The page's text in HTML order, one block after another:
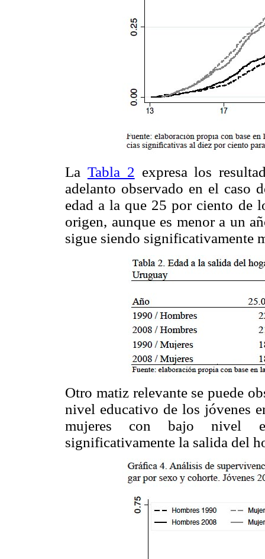
La Tabla 2 expresa los
adelanto observado en el caso
edad a la que 25 por ciento de
origen, aunque es menor a un
sigue siendo significativamente
Otro matiz relevante se puede
nivel educativo de los jóvenes
mujeres con bajo nivel
significativamente la salida del